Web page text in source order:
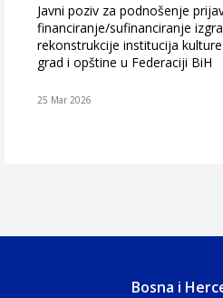
Javni poziv za podnošenje
financiranje/sufinanciranje
rekonstrukcije institucija
grad i opštine u Federaciji BiH
25 Mar 2026
Bosna i